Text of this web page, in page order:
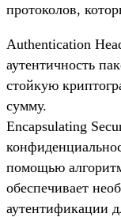
протоколов,
Authentication
аутентичность
стойкую
сумму.
Encapsulating
помощью
обеспечивает
аутентификации